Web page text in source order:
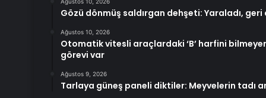
Gözü dönmüş saldırgan dehşeti: Yaraladı,
Ağustos 10, 2026
Otomatik vitesli araçlardaki ‘B’ harfini
görevi var
Ağustos 9, 2026
Tarlaya güneş paneli diktiler: Meyvelerin tadı